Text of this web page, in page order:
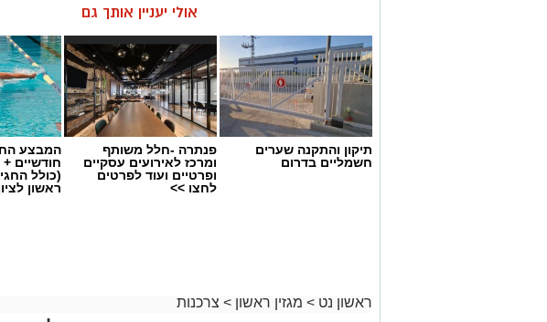
אולי יעניין אותך גם
תיקון והתקנה שערים
חשמליים בדרום
פנתרה -חלל משותף
ומרכז לאירועים עסקיים
ופרטיים ועוד לפרטים
לחצו >>
המבצע
חודשיים
(כולל
ראשון
ראשון נט > מגזין ראשון > צרכנות